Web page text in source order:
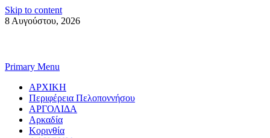
Skip to content
8 Αυγούστου, 2026
Primary Menu
ΑΡΧΙΚΗ
Περιφέρεια Πελοποννήσου
ΑΡΓΟΛΙΔΑ
Αρκαδία
Κορινθία